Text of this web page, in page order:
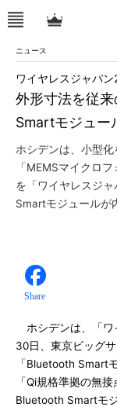
ニュース
外形寸法を従
Smartモジュー
ワイヤレスジャパン
ホシデンは、小型
「MEMSマイクロ
を「ワイヤレスジ
Smartモジュールが
Share
ホシデンは、「ワ
30日、東京ビッグ
「Bluetooth Smart
「Qi規格準拠の無
Bluetooth Smartモ